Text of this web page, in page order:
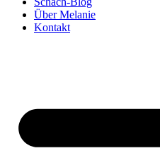
Über Melanie
Kontakt